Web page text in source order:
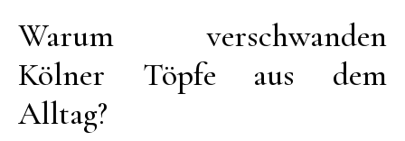
Warum verschwanden
Kölner Töpfe aus dem
Alltag?